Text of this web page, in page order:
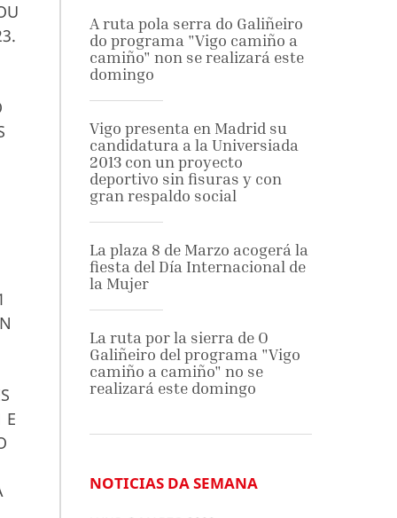
E
A ruta pola serra do Galiñeiro
do programa "Vigo camiño a
camiño" non se realizará este
domingo
Vigo presenta en Madrid su
candidatura a la Universiada
2013 con un proyecto
deportivo sin fisuras y con
gran respaldo social
La plaza 8 de Marzo acogerá la
fiesta del Día Internacional de
la Mujer
La ruta por la sierra de O
Galiñeiro del programa "Vigo
camiño a camiño" no se
realizará este domingo
NOTICIAS DA SEMANA